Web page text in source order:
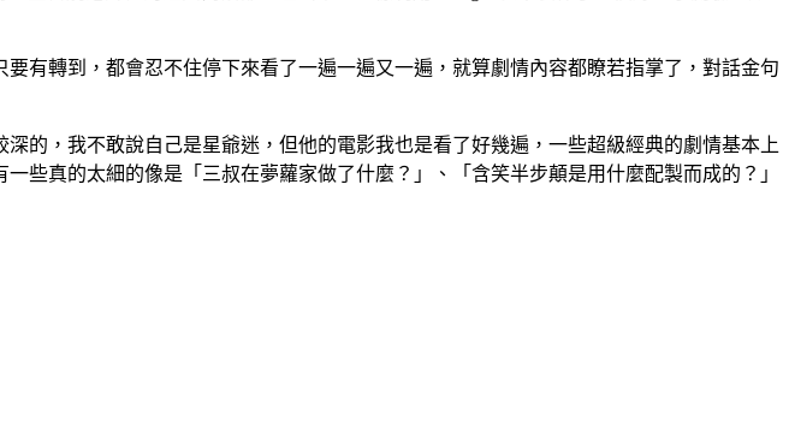
有轉到，都會忍不住停下來看了一遍一遍又一遍，就算劇情內容都瞭若指掌了，對話金句
的，我不敢說自己是星爺迷，但他的電影我也是看了好幾遍，一些超級經典的劇情基本上
些真的太細的像是「三叔在夢蘿家做了什麼？」、「含笑半步顛是用什麼配製而成的？」